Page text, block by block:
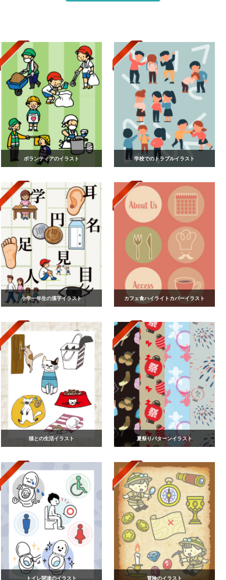
ボランティアのイラスト 学校でのトラブルイラスト
小学一年生の漢字イラスト カフェ食ハイライトカバーイラスト
猫との生活イラスト 夏祭りパターンイラスト
トイレ関連のイラスト 冒険のイラスト